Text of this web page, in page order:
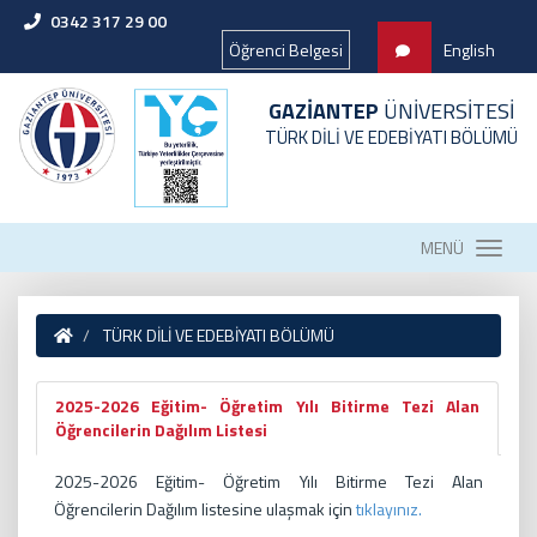
0342 317 29 00
Öğrenci Belgesi
English
GAZİANTEP ÜNİVERSİTESİ
TÜRK DİLİ VE EDEBİYATI BÖLÜMÜ
MENÜ
TÜRK DİLİ VE EDEBİYATI BÖLÜMÜ
2025-2026 Eğitim- Öğretim Yılı Bitirme Tezi Alan
Öğrencilerin Dağılım Listesi
2025-2026 Eğitim- Öğretim Yılı Bitirme Tezi Alan
Öğrencilerin Dağılım listesine ulaşmak içintıklayınız.